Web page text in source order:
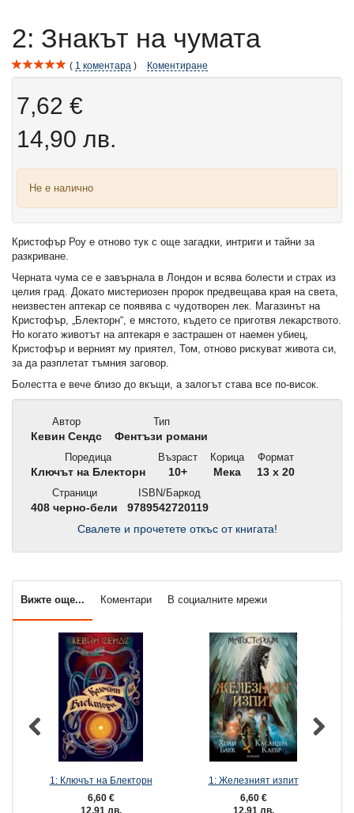
2: Знакът на чумата
1 коментара Коментиране
7,62 €
14,90 лв.
Не е налично
Кристофър Роу е отново тук с още загадки, интриги и тайни за
разкриване.
Черната чума се е завърнала в Лондон и всява болес­ти и страх из
целия град. Докато мистериозен пророк предвещава края на света,
неизвестен аптекар се появява с чудотворен лек. Магазинът на
Кристофър, „Блекторн“, е мястото, където се приготвя лекарството.
Но когато животът на аптекаря е застрашен от наемен убиец,
Кристофър и верният му приятел, Том, отново рискуват живота си,
за да разплетат тъмния заговор.
Болестта е вече близо до вкъщи, а залогът става все по-висок.
Автор
Кевин Сендс
Тип
Фентъзи романи
Поредица
Ключът на Блекторн
Възраст
10+
Корица
Мека
Формат
13 x 20
Страници
408 черно-бели
ISBN/Баркод
9789542720119
Свалете и прочетете откъс от книгата!
Вижте още... Коментари В социалните мрежи
1: Ключът на Блекторн
6,60 €
12,91 лв.
1: Железният изпит
6,60 €
12,91 лв.